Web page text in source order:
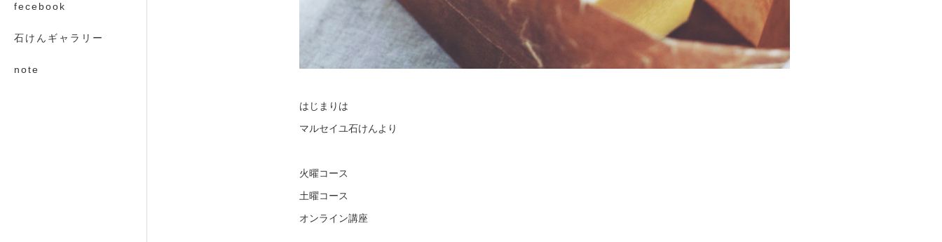
fecebook
石けんギャラリー
note
はじまりは
マルセイユ石けんより
火曜コース
土曜コース
オンライン講座